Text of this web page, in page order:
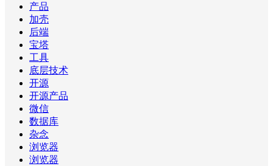
产品
加壳
后端
宝塔
工具
底层技术
开源
开源产品
微信
数据库
杂念
浏览器
浏览器